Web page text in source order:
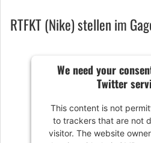
RTFKT (Nike) stellen im
We need your
Twitter
This content is not
to trackers that are not
visitor. The website